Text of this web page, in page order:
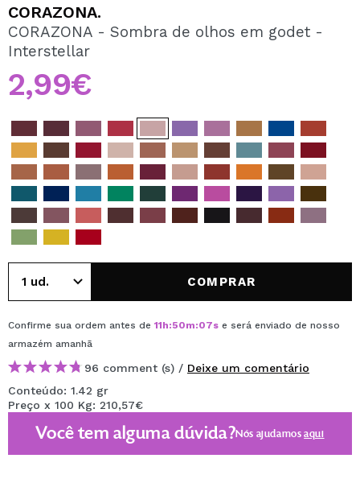
Ao criar uma conta no Maquibeauty.pt pode fazer as suas
compras rapidamente, verificar o estado das suas
CRIAR CONTA
CORAZONA.
CORAZONA - Sombra de olhos em godet -
Interstellar
2,99€
COMPRAR
Confirme sua ordem antes de 11h:50m:07s e será enviado de nosso
armazém amanhã
96 comment (s) / Deixe um comentário
Conteúdo: 1.42 gr
Preço x 100 Kg: 210,57€
Você tem alguma dúvida?Nós ajudamosaqui